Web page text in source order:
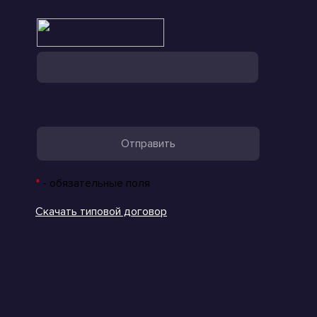
* - обязательные поля
Скачать типовой договор